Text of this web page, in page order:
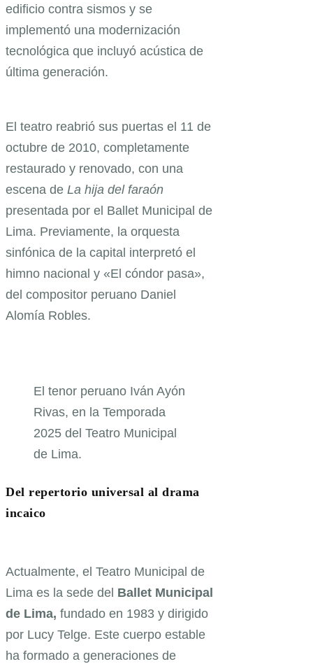
edificio contra sismos y se
implementó una modernización
tecnológica que incluyó acústica de
última generación.
El teatro reabrió sus puertas el 11 de
octubre de 2010, completamente
restaurado y renovado, con una
escena de La hija del faraón
presentada por el Ballet Municipal de
Lima. Previamente, la orquesta
sinfónica de la capital interpretó el
himno nacional y «El cóndor pasa»,
del compositor peruano Daniel
Alomía Robles.
El tenor peruano Iván Ayón
Rivas, en la Temporada
2025 del Teatro Municipal
de Lima.
Del repertorio universal al drama
incaico
Actualmente, el Teatro Municipal de
Lima es la sede del Ballet Municipal
de Lima, fundado en 1983 y dirigido
por Lucy Telge. Este cuerpo estable
ha formado a generaciones de